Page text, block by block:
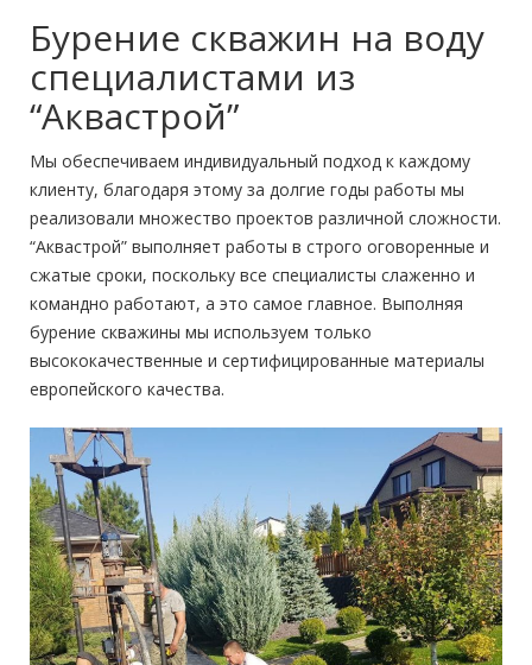
Бурение скважин на воду
специалистами из
“Аквастрой”
Мы обеспечиваем индивидуальный подход к каждому
клиенту, благодаря этому за долгие годы работы мы
реализовали множество проектов различной сложности.
“Аквастрой” выполняет работы в строго оговоренные и
сжатые сроки, поскольку все специалисты слаженно и
командно работают, а это самое главное. Выполняя
бурение скважины мы используем только
высококачественные и сертифицированные материалы
европейского качества.